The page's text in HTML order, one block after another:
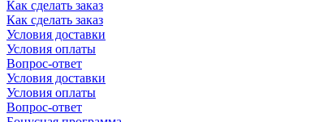
Как сделать заказ
Как сделать заказ
Условия доставки
Условия оплаты
Вопрос-ответ
Условия доставки
Условия оплаты
Вопрос-ответ